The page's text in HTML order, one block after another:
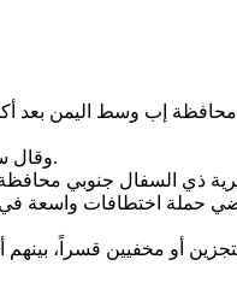
وقال سكان ومصادر محلية إن المليشيا أطلقت سراح أحمد منصور علي سيف، مساء الاثنين، بعد 378 يوماً من احتجازه.
حملة اختطافات
من 100 شخص ما زالوا